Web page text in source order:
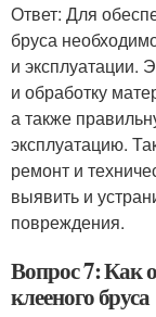
Ответ: Для
бруса
и эксплуатации.
и обработку
а также
эксплуатацию.
ремонт и
выявить и
повреждения.
Вопрос 7: Как
клееного бруса